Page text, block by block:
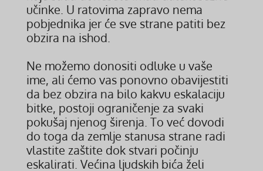
učinke. U ratovima zapravo nema
pobjednika jer će sve strane patiti bez
obzira na ishod.
Ne možemo donositi odluke u vaše
ime, ali ćemo vas ponovno obavijestiti
da bez obzira na bilo kakvu eskalaciju
bitke, postoji ograničenje za svaki
pokušaj njenog širenja. To već dovodi
do toga da zemlje stanusa strane radi
vlastite zaštite dok stvari počinju
eskalirati. Većina ljudskih bića želi